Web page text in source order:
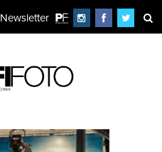
Newsletter